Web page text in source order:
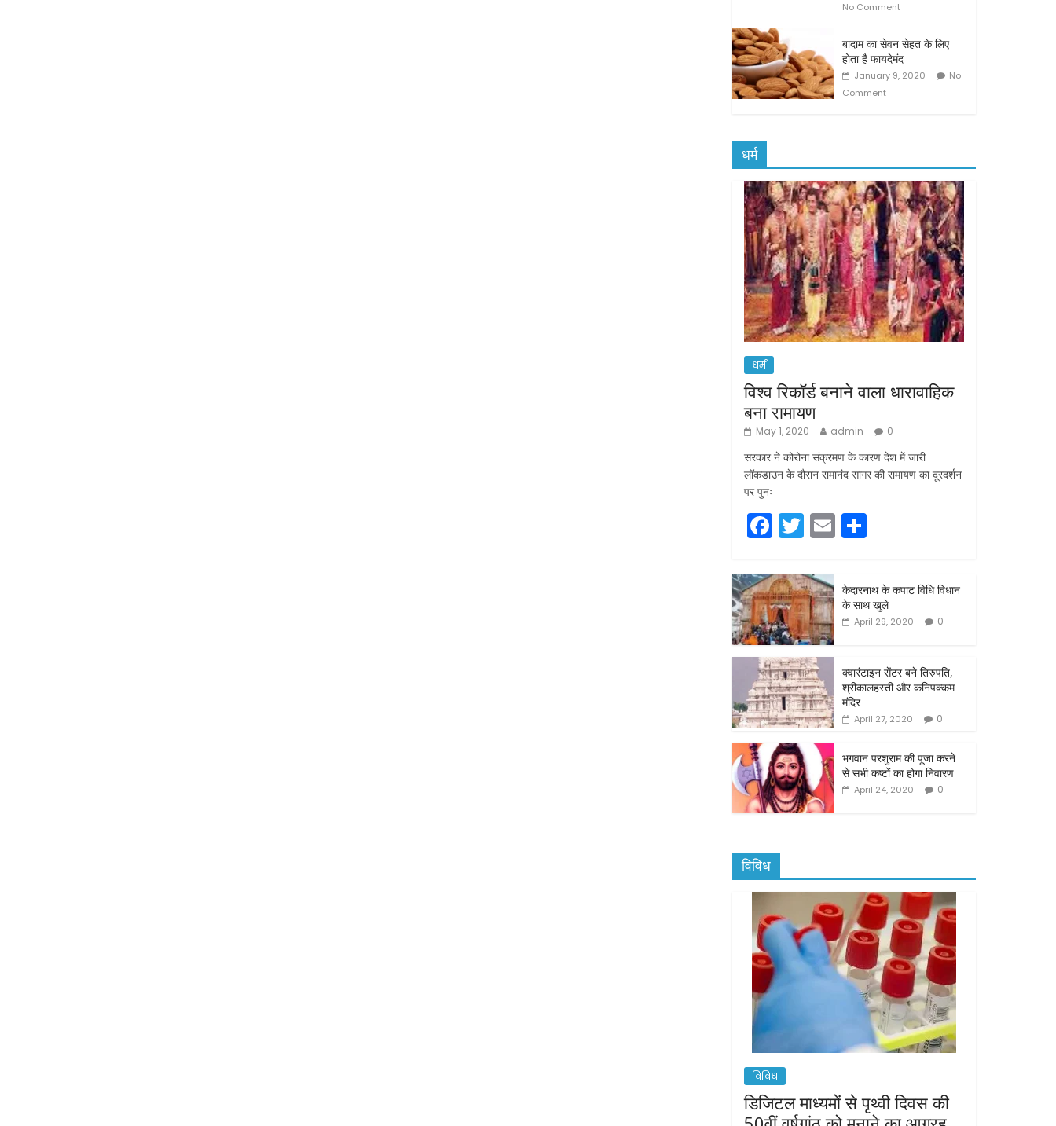
No Comment
बादाम का सेवन सेहत के लिए
होता है फायदेमंद
January 9, 2020
No
Comment
धर्म
धर्म
विश्व रिकॉर्ड बनाने वाला धारावाहिक
बना रामायण
May 1, 2020 admin 0
सरकार ने कोरोना संक्रमण के कारण देश में जारी
लॉकडाउन के दौरान रामानंद सागर की रामायण का दूरदर्शन
पर पुनः
F
a
c
e
b
o
o
k
T
w
itt
er
E
m
ai ar
e
केदारनाथ के कपाट विधि विधान
के साथ खुले
April 29, 2020 0
क्वारंटाइन सेंटर बने तिरुपति,
श्रीकालहस्ती और कनिपक्कम
मंदिर
April 27, 2020 0
भगवान परशुराम की पूजा करने
से सभी कष्टों का होगा निवारण
April 24, 2020 0
विविध
विविध
डिजिटल माध्यमों से पृथ्वी दिवस की